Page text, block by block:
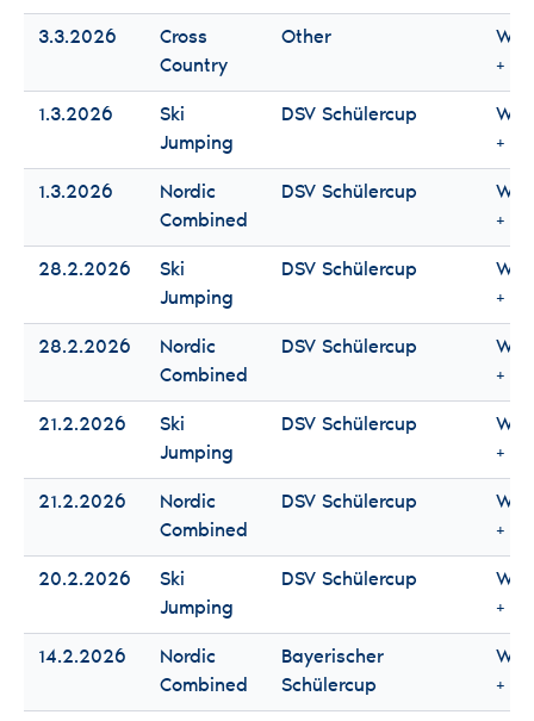
3.3.2026
Cross
Country
Other
+
1.3.2026
Ski
Jumping
DSV Schülercup
+
1.3.2026
Nordic
Combined
DSV Schülercup
+
28.2.2026
Ski
Jumping
DSV Schülercup
+
28.2.2026
Nordic
Combined
DSV Schülercup
+
21.2.2026
Ski
Jumping
DSV Schülercup
+
21.2.2026
Nordic
Combined
DSV Schülercup
+
20.2.2026
Ski
Jumping
DSV Schülercup
+
14.2.2026
Nordic
Combined
Bayerischer
Schülercup
+